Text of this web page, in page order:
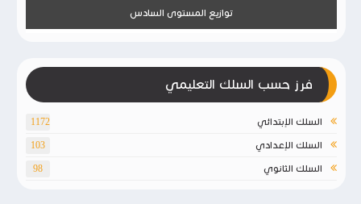
توازيع المستوى السادس
فرز حسب السلك التعليمي
السلك الإبتدائي 1172
السلك الإعدادي 103
السلك الثانوي 98